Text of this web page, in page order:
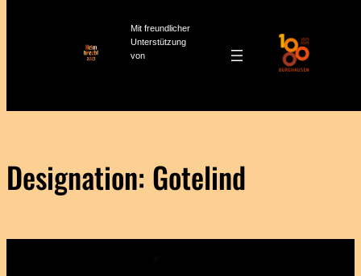
Mit freundlicher
Unterstützung
von
Designation: Gotelind